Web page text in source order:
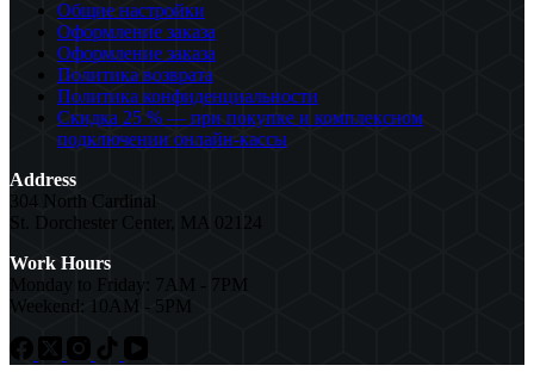
Общие настройки
Оформление заказа
Оформление заказа
Политика возврата
Политика конфиденциальности
Скидка 25 % — при покупке и комплексном
подключении онлайн-кассы
Address
304 North Cardinal
St. Dorchester Center, MA 02124
Work Hours
Monday to Friday: 7AM - 7PM
Weekend: 10AM - 5PM